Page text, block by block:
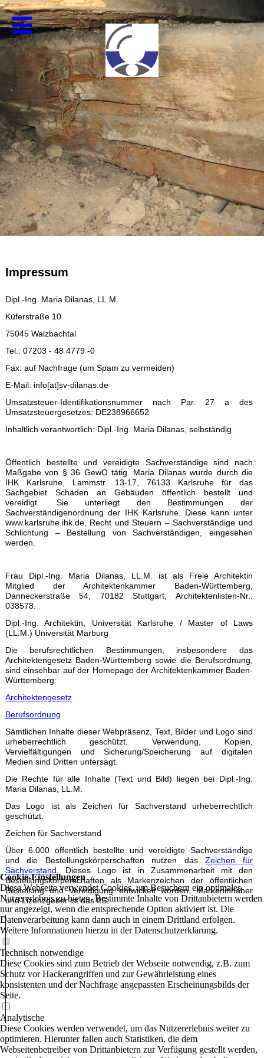
Impressum
Dipl.-Ing. Maria Dilanas, LL.M.
Küferstraße 10
75045 Walzbachtal
Tel.: 07203 - 48 4779 -0
Fax: auf Nachfrage (um Spam zu vermeiden)
E-Mail: info[at]sv-dilanas.de
Umsatzsteuer-Identifikationsnummer nach Par. 27 a des
Umsatzsteuergesetzes: DE238966652
Inhaltlich verantwortlich: Dipl.-Ing. Maria Dilanas, selbständig
Öffentlich bestellte und vereidigte Sachverständige sind nach
Maßgabe von § 36 GewO tätig. Maria Dilanas wurde durch die
IHK Karlsruhe, Lammstr. 13-17, 76133 Karlsruhe für das
Sachgebiet Schäden an Gebäuden öffentlich bestellt und
vereidigt. Sie unterliegt den Bestimmungen der
Sachverständigenordnung der IHK Karlsruhe. Diese kann unter
www.karlsruhe.ihk.de, Recht und Steuern – Sachverständige und
Schlichtung – Bestellung von Sachverständigen, eingesehen
werden.
Frau Dipl.-Ing. Maria Dilanas, LL.M. ist als Freie Architektin
Mitglied der Architektenkammer Baden-Württemberg,
Danneckerstraße 54, 70182 Stuttgart, Architektenlisten-Nr.:
038578.
Dipl.-Ing. Architektin, Universität Karlsruhe / Master of Laws
(LL.M.) Universität Marburg
Die berufsrechtlichen Bestimmungen, insbesondere das
Architektengesetz Baden-Württemberg sowie die Berufsordnung,
sind einsehbar auf der Homepage der Architektenkammer Baden-
Württemberg:
Architektengesetz
Berufsordnung
Sämtlichen Inhalte dieser Webpräsenz, Text, Bilder und Logo sind
urheberrechtlich geschützt. Verwendung, Kopien,
Vervielfältigungen und Sicherung/Speicherung auf digitalen
Medien sind Dritten untersagt.
Die Rechte für alle Inhalte (Text und Bild) liegen bei Dipl.-Ing.
Maria Dilanas, LL.M.
Das Logo ist als Zeichen für Sachverstand urheberrechtlich
geschützt.
Zeichen für Sachverstand
Über 6.000 öffentlich bestellte und vereidigte Sachverständige
und die Bestellungskörperschaften nutzen dasZeichen für
Sachverstand . Dieses Logo ist in Zusammenarbeit mit den
Bestellungskörperschaften als Markenzeichen der öffentlichen
Bestellung und Vereidigung entwickelt worden. Markeninhaber
und Lizenzgeber ist das IfS.
Cookie-Einstellungen
Diese Webseite verwendet Cookies, um Besuchern ein optimales
Nutzererlebnis zu bieten. Bestimmte Inhalte von Drittanbietern werden
nur angezeigt, wenn die entsprechende Option aktiviert ist. Die
Datenverarbeitung kann dann auch in einem Drittland erfolgen.
Weitere Informationen hierzu in der Datenschutzerklärung.
Technisch notwendige
Diese Cookies sind zum Betrieb der Webseite notwendig, z.B. zum
Schutz vor Hackerangriffen und zur Gewährleistung eines
konsistenten und der Nachfrage angepassten Erscheinungsbilds der
Seite.
Analytische
Diese Cookies werden verwendet, um das Nutzererlebnis weiter zu
optimieren. Hierunter fallen auch Statistiken, die dem
Webseitenbetreiber von Drittanbietern zur Verfügung gestellt werden,